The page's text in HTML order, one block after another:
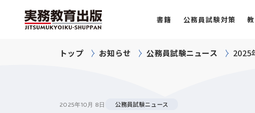
書籍 公務員試験対策
トップ お知らせ 公務員試験ニュース 2025
2025年10月 8日 公務員試験ニュース